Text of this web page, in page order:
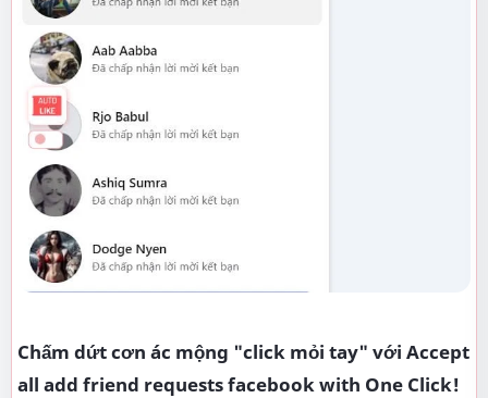
Chấm dứt cơn ác mộng "click mỏi tay" với Accept
all add friend requests facebook with One Click!